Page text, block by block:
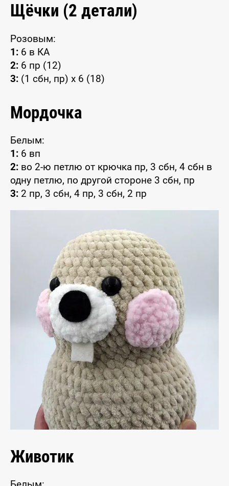
Щёчки (2 детали)
Розовым:
1: 6 в КА
2: 6 пр (12)
3: (1 сбн, пр) x 6 (18)
Мордочка
Белым:
1: 6 вп
2: во 2-ю петлю от крючка пр, 3 сбн, 4 сбн в
одну петлю, по другой стороне 3 сбн, пр
3: 2 пр, 3 сбн, 4 пр, 3 сбн, 2 пр
Животик